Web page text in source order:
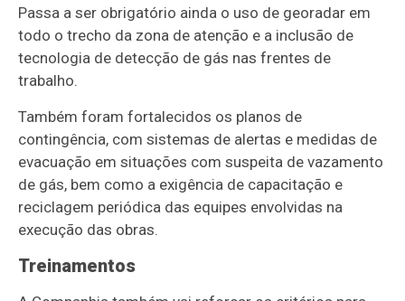
Passa a ser obrigatório ainda o uso de georadar em
todo o trecho da zona de atenção e a inclusão de
tecnologia de detecção de gás nas frentes de
trabalho.
Também foram fortalecidos os planos de
contingência, com sistemas de alertas e medidas de
evacuação em situações com suspeita de vazamento
de gás, bem como a exigência de capacitação e
reciclagem periódica das equipes envolvidas na
execução das obras.
Treinamentos